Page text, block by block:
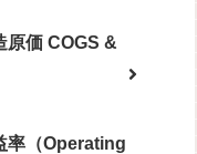
原価 COGS &
率（Operating